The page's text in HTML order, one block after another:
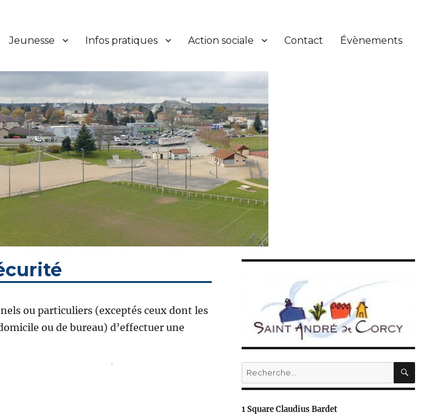
Jeunesse Infos pratiques Action sociale Contact Évènements
ou particuliers (exceptés ceux dont les
ou de bureau) d’effectuer une
Recherche
pour :
1 Square Claudius Bardet